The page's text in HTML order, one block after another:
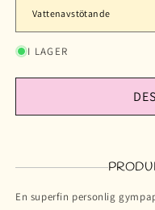
I LAGER
En superfin personlig